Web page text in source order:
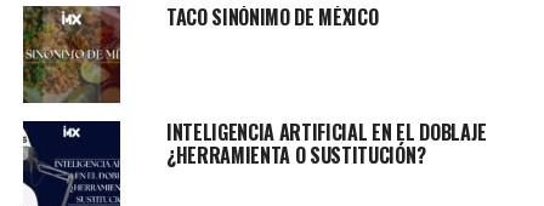
TACO SINÓNIMO DE MÉXICO
INTELIGENCIA ARTIFICIAL EN EL DOBLAJE
¿HERRAMIENTA O SUSTITUCIÓN?